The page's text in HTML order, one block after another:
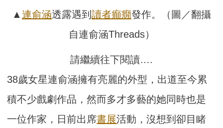
▲連俞涵透露遇到 讀者癲癇發作。（圖／翻攝
自連俞涵Threads）
請繼續往下閱讀….
38歲女星連俞涵擁有亮麗的外型，出道至今累
積不少戲劇作品，然而多才多藝的她同時也是
一位作家，日前出席書展活動，沒想到卻目睹